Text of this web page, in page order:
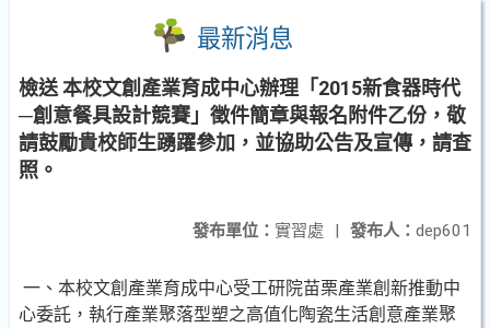
最新消息
檢送 本校文創產業育成中心辦理「2015新食器時代
─創意餐具設計競賽」徵件簡章與報名附件乙份，敬
請鼓勵貴校師生踴躍參加，並協助公告及宣傳，請查
照。
發布人： dep601
發布單位： 實習處 |
一、本校文創產業育成中心受工研院苗栗產業創新推動中
心委託，執行產業聚落型塑之高值化陶瓷生活創意產業聚